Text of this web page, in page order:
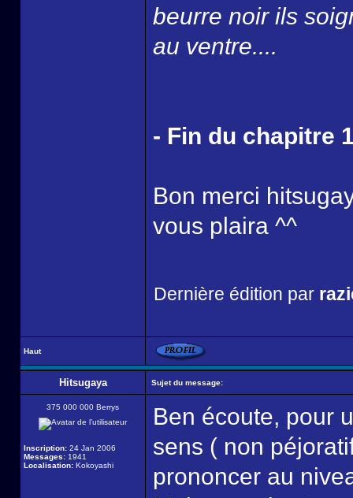
beurre noir ils
au ventre....
- Fin du chapitre
Bon merci
vous plaira ^^
Dernière édition par
Haut
Hitsugaya Sujet du message:
375 000 000 Berrys
Inscription: 24 Jan 2006
Messages: 1941
Localisation: Kokoyashi
Ben écoute, pour
sens ( non
prononcer au